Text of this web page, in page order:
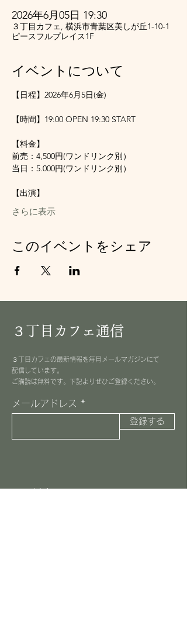
2026年6月05日 19:30
３丁目カフェ, 横浜市青葉区美しが丘1-10-1
ピースフルプレイス1F
イベントについて
【日程】2026年6月5日(金)
【時間】19:00 OPEN 19:30 START
【料金】
前売：4,500円(ワンドリンク別）
当日：5.000円(ワンドリンク別）
【出演】
さらに表示
このイベントをシェア
３丁目カフェ通信
３丁目カフェの最新情報を毎月メールマガジンにて
配信しています。
​ご購読は無料です。下記よりぜひご登録ください。
メールアドレス
登録する